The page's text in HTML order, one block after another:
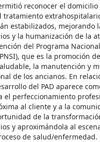
reconocer el domicilio
tratamiento
estabilizados, mejorando
y la humanización de la
del Programa
que es la promoción
la manutención y
de los ancianos. En
del PAD aparece
el perfeccionamiento
al cliente y a la
de la
y aproximándola al
de salud/enfermedad.